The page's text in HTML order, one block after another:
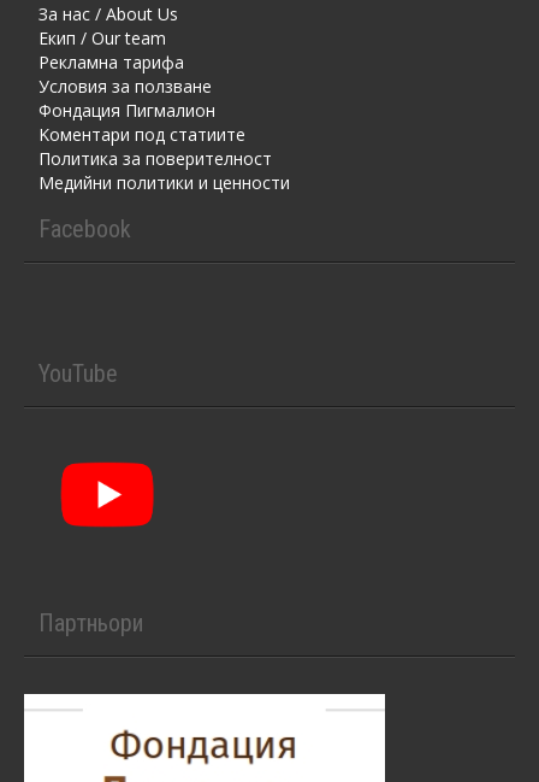
За нас / About Us
Екип / Our team
Рекламна тарифа
Условия за ползване
Фондация Пигмалион
Kоментaри под статиите
Политика за поверителност
Медийни политики и ценности
Facebook
YouTube
Партньори